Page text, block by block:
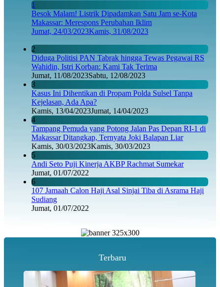
1
Besok Malam! Listrik Dipadamkan Satu Jam se-Kota
Makassar: Merespons Perubahan Iklim
Jumat, 24/03/2023Kamis, 31/08/2023
2
Diduga Politisi PAN Tabrak hingga Tewas Pegawai RS
Wahidin, Istri Korban: Kami Tak Terima
Jumat, 11/08/2023Sabtu, 12/08/2023
3
Kasus Ini Dihentikan di Propam Polda Sulsel Tanpa
Kejelasan, Ada Apa?
Kamis, 13/04/2023Jumat, 14/04/2023
4
Tampang Pemuda yang Potong Jalan Pas Depan RI-1 di
Makassar Ditangkap, Ternyata Joki Balapan Liar
Kamis, 30/03/2023Kamis, 30/03/2023
5
Andi Seto Puji Kinerja AKBP Rachmat Sumekar
Jumat, 01/07/2022
6
107 Jamaah Calon Haji Asal Sinjai Tiba di Asrama Haji
Sudiang
Jumat, 01/07/2022
Terbaru